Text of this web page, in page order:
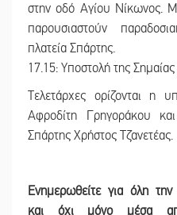
στην οδό Αγίου Νίκωνος.
παρουσιαστούν
πλατεία Σπάρτης.
17.15: Υποστολή της Σημαίας
Τελετάρχες ορίζονται η
Αφροδίτη Γρηγοράκου
Σπάρτης Χρήστος Τζανετέας.
Ενημερωθείτε για όλη
και όχι μόνο μέσα